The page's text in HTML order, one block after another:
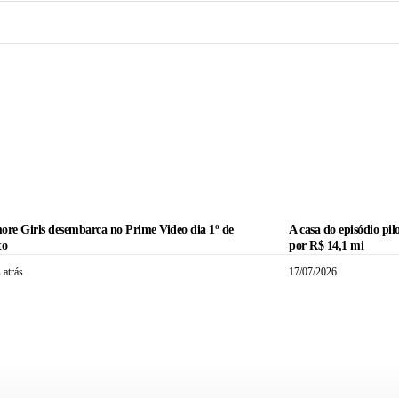
Girls desembarca no Prime Video dia 1º de
atrás
A casa do episódio
por R$ 14,1 mi
17/07/2026